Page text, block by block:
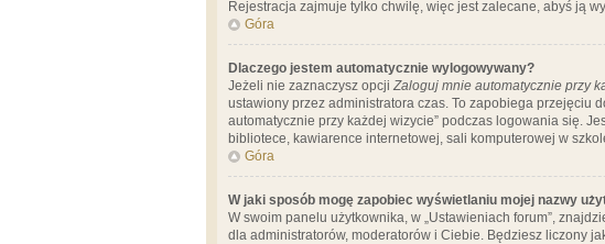
Rejestracja zajmuje tylko chwilę, więc jest zalecane, abyś ją
Góra
Dlaczego jestem automatycznie wylogowywany?
Jeżeli nie zaznaczysz opcji Zaloguj mnie automatycznie przy
ustawiony przez administratora czas. To zapobiega przejęciu
automatycznie przy każdej wizycie” podczas logowania się.
bibliotece, kawiarence internetowej, sali komputerowej w
Góra
W jaki sposób mogę zapobiec wyświetlaniu mojej nazwy
W swoim panelu użytkownika, w „Ustawieniach forum”,
dla administratorów, moderatorów i Ciebie. Będziesz liczony